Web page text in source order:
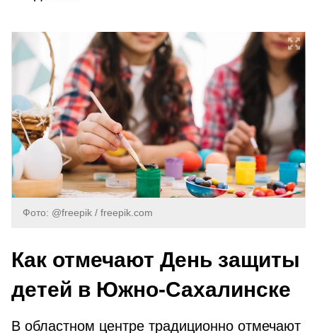
Фото: @freepik / freepik.com
Как отмечают День защиты
детей в Южно-Сахалинске
В областном центре традиционно отмечают